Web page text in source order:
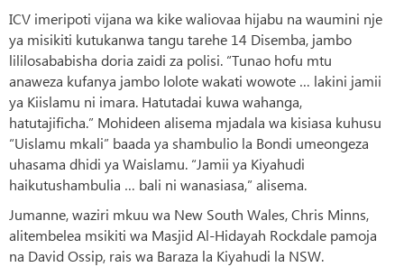
ICV imeripoti vijana wa kike waliovaa hijabu na waumini nje
ya misikiti kutukanwa tangu tarehe 14 Disemba, jambo
lililosababisha doria zaidi za polisi. “Tunao hofu mtu
anaweza kufanya jambo lolote wakati wowote … lakini jamii
ya Kiislamu ni imara. Hatutadai kuwa wahanga,
hatutajificha.” Mohideen alisema mjadala wa kisiasa kuhusu
“Uislamu mkali” baada ya shambulio la Bondi umeongeza
uhasama dhidi ya Waislamu. “Jamii ya Kiyahudi
haikutushambulia … bali ni wanasiasa,” alisema.
Jumanne, waziri mkuu wa New South Wales, Chris Minns,
alitembelea msikiti wa Masjid Al-Hidayah Rockdale pamoja
na David Ossip, rais wa Baraza la Kiyahudi la NSW.